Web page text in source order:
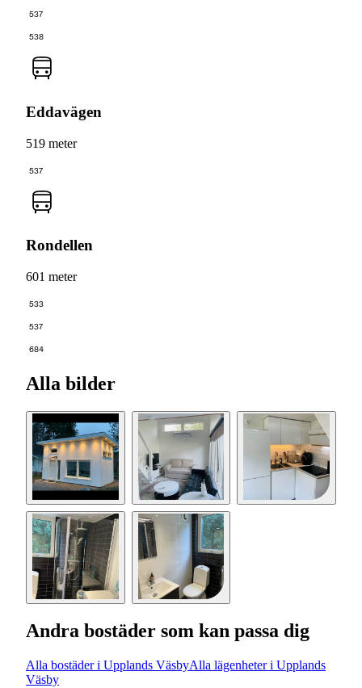
537
538
Eddavägen
519 meter
537
Rondellen
601 meter
533
537
684
Alla bilder
Andra bostäder som kan passa dig
Alla bostäder i Upplands VäsbyAlla lägenheter i Upplands
Väsby